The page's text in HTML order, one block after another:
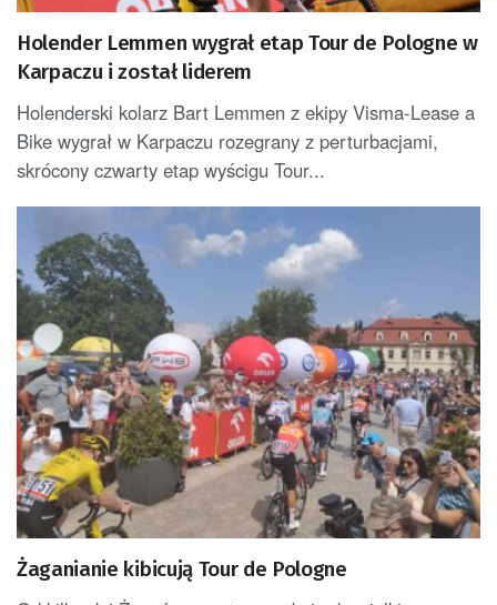
Holender Lemmen wygrał etap Tour de Pologne w
Karpaczu i został liderem
Holenderski kolarz Bart Lemmen z ekipy Visma-Lease a
Bike wygrał w Karpaczu rozegrany z perturbacjami,
skrócony czwarty etap wyścigu Tour...
Żaganianie kibicują Tour de Pologne